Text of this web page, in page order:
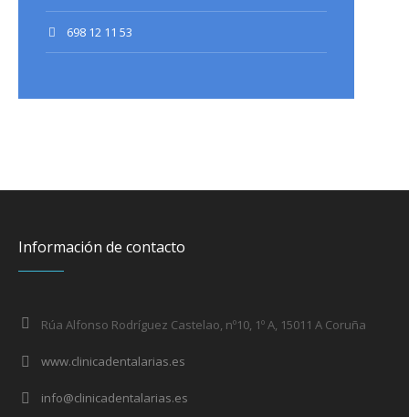
698 12 11 53
Información de contacto
Rúa Alfonso Rodríguez Castelao, nº10, 1º A, 15011 A Coruña
www.clinicadentalarias.es
info@clinicadentalarias.es